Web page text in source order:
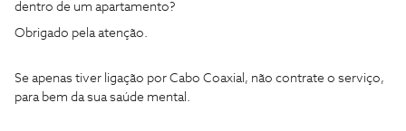
dentro de um apartamento?
Obrigado pela atenção.
Se apenas tiver ligação por Cabo Coaxial, não contrate o serviço,
para bem da sua saúde mental.